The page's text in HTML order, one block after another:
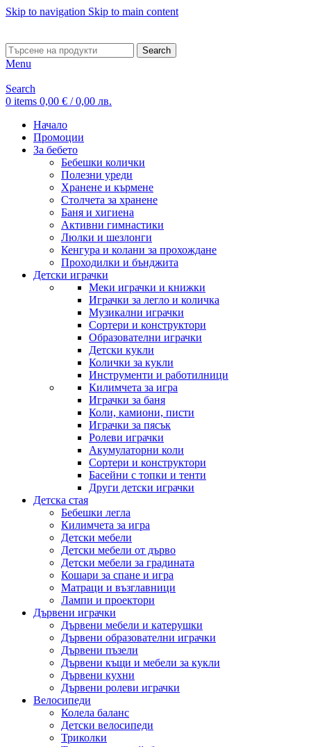
Skip to navigation Skip to main content
Search
Menu
Search
0 items 0,00 € / 0,00 лв.
Начало
Промоции
За бебето
Бебешки колички
Полезни уреди
Хранене и кърмене
Столчета за хранене
Баня и хигиена
Активни гимнастики
Люлки и шезлонги
Кенгура и колани за прохождане
Проходилки и бънджита
Детски играчки
Меки играчки и книжки
Играчки за легло и количка
Музикални играчки
Сортери и конструктори
Образователни играчки
Детски кукли
Колички за кукли
Инструменти и работилници
Килимчета за игра
Играчки за баня
Коли, камиони, писти
Играчки за пясък
Ролеви играчки
Акумулаторни коли
Сортери и конструктори
Басейни с топки и тенти
Други детски играчки
Детска стая
Бебешки легла
Килимчета за игра
Детски мебели
Детски мебели от дърво
Детски мебели за градината
Кошари за спане и игра
Матраци и възглавници
Лампи и проектори
Дървени играчки
Дървени мебели и катерушки
Дървени образователни играчки
Дървени пъзели
Дървени къщи и мебели за кукли
Дървени кухни
Дървени ролеви играчки
Велосипеди
Колела баланс
Детски велосипеди
Триколки